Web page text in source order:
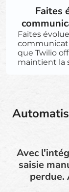
Faites
Faites
que Twilio
maintient la
Avec
saisie
perdue.